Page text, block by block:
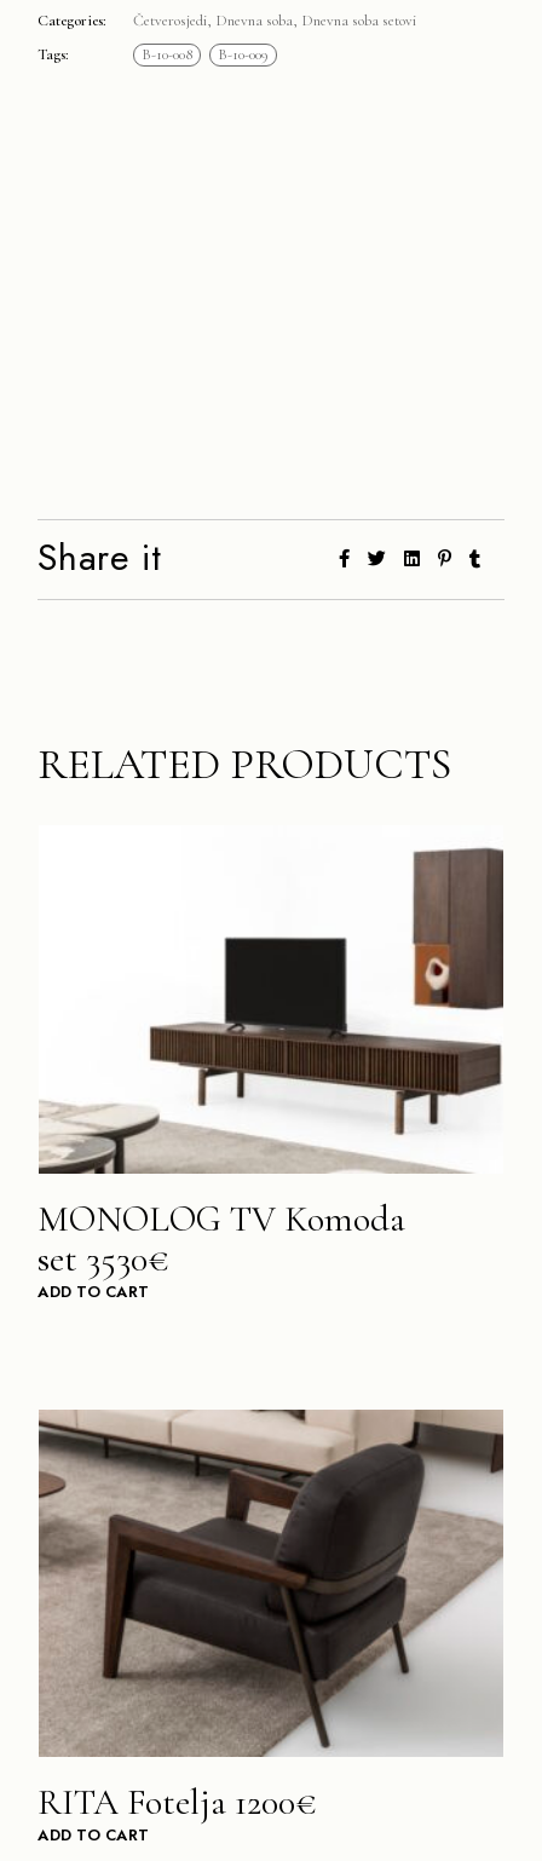
Categories: Četverosjedi, Dnevna soba, Dnevna soba setovi
Tags:
B-10-008 B-10-009
Share it
RELATED PRODUCTS
MONOLOG TV Komoda
set 3530€
ADD TO CART
RITA Fotelja 1200€
ADD TO CART